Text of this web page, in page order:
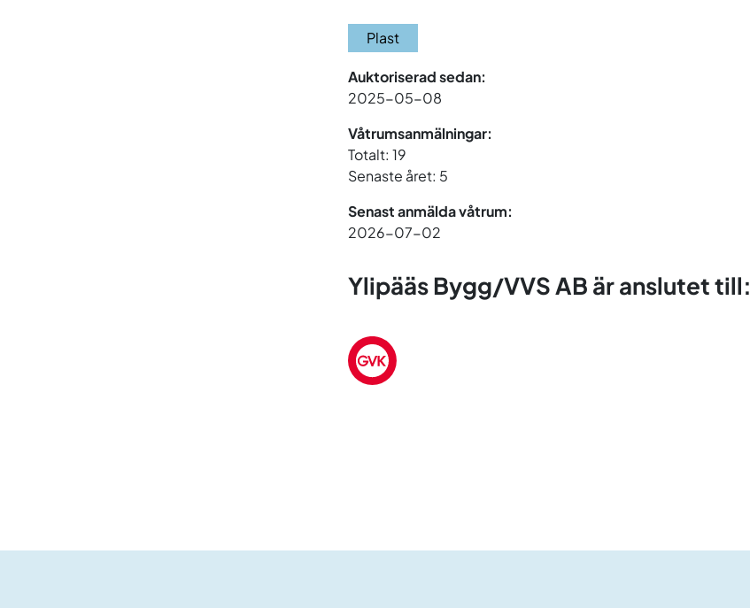
Plast
Auktoriserad sedan:
2025-05-08
Våtrumsanmälningar:
Totalt: 19
Senaste året: 5
Senast anmälda våtrum:
2026-07-02
Ylipääs Bygg/VVS AB är anslutet till: